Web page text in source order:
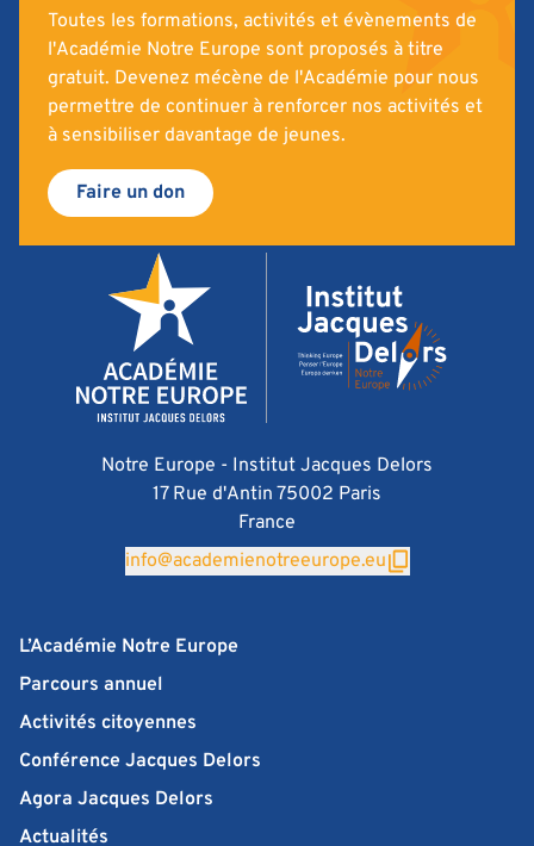
Toutes les formations, activités et évènements de
l'Académie Notre Europe sont proposés à titre
gratuit. Devenez mécène de l'Académie pour nous
permettre de continuer à renforcer nos activités et
à sensibiliser davantage de jeunes.
Faire un don
Notre Europe - Institut Jacques Delors
17 Rue d'Antin 75002 Paris
France
info@academienotreeurope.eu
L’Académie Notre Europe
Parcours annuel
Activités citoyennes
Conférence Jacques Delors
Agora Jacques Delors
Actualités